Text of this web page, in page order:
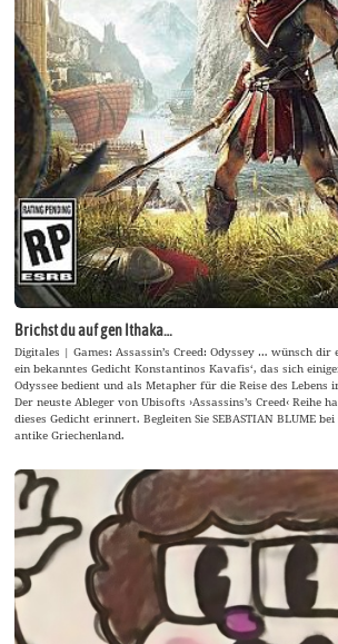
Brichst du auf gen Ithaka…
Digitales | Games: Assassin’s Creed: Odyssey … wünsch dir
ein bekanntes Gedicht Konstantinos Kavafis‘, das sich
Odyssee bedient und als Metapher für die Reise des
Der neuste Ableger von Ubisofts ›Assassins’s Creed‹ Reihe
dieses Gedicht erinnert. Begleiten Sie SEBASTIAN BLUME
antike Griechenland.